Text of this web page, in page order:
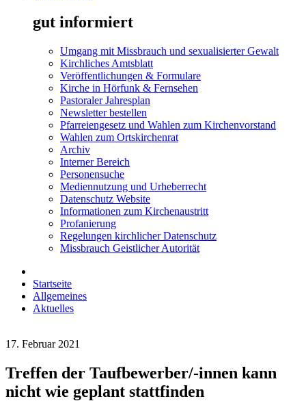
gut informiert
Umgang mit Missbrauch und sexualisierter Gewalt
Kirchliches Amtsblatt
Veröffentlichungen & Formulare
Kirche in Hörfunk & Fernsehen
Pastoraler Jahresplan
Newsletter bestellen
Pfarreiengesetz und Wahlen zum Kirchenvorstand
Wahlen zum Ortskirchenrat
Archiv
Interner Bereich
Personensuche
Mediennutzung und Urheberrecht
Datenschutz Website
Informationen zum Kirchenaustritt
Profanierung
Regelungen kirchlicher Datenschutz
Missbrauch Geistlicher Autorität
Startseite
Allgemeines
Aktuelles
17. Februar 2021
Treffen der Taufbewerber/-innen kann
nicht wie geplant stattfinden